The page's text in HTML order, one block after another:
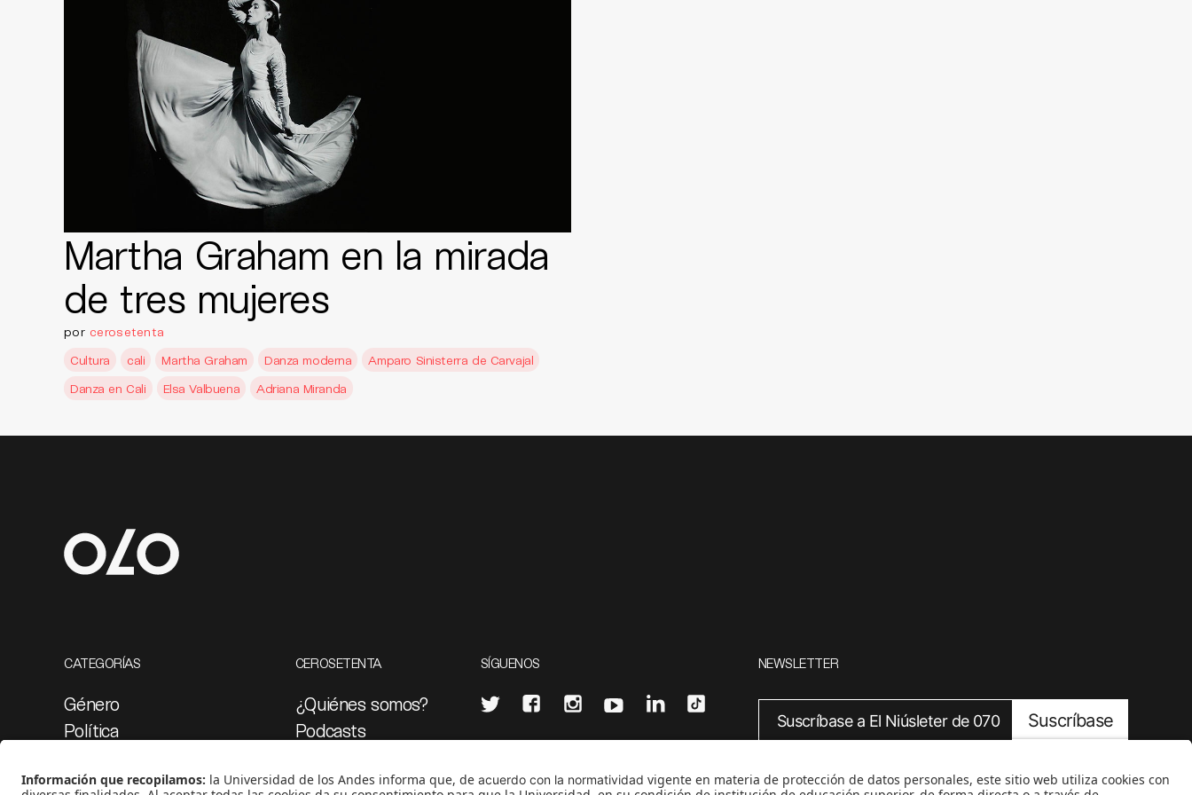
Martha Graham en la mirada
de tres mujeres
por cerosetenta
Cultura
cali Martha Graham Danza moderna
Amparo Sinisterra de Carvajal
Danza en Cali
Elsa Valbuena Adriana Miranda
CATEGORÍAS
Género
Política
Medio ambiente
CEROSETENTA
¿Quiénes somos?
Podcasts
Proyectos 070
SÍGUENOS NEWSLETTER
Suscríbase